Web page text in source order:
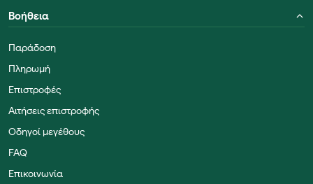
Βοήθεια
Παράδοση
Πληρωμή
Επιστροφές
Αιτήσεις επιστροφής
Οδηγοί μεγέθους
FAQ
Επικοινωνία